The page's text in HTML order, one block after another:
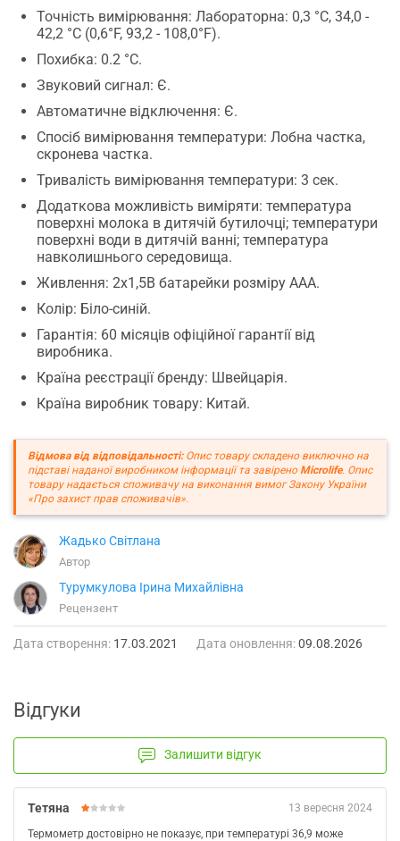
Точність вимірювання: Лабораторна: 0,3 °C, 34,0 -
42,2 °C (0,6°F, 93,2 - 108,0°F).
Похибка: 0.2 °C.
Звуковий сигнал: Є.
Автоматичне відключення: Є.
Спосіб вимірювання температури: Лобна частка,
скронева частка.
Тривалість вимірювання температури: 3 сек.
Додаткова можливість виміряти: температура
поверхні молока в дитячій бутилочці; температури
поверхні води в дитячій ванні; температура
навколишнього середовища.
Живлення: 2х1,5В батарейки розміру ААА.
Колір: Біло-синій.
Гарантія: 60 місяців офіційної гарантії від
виробника.
Країна реєстрації бренду: Швейцарія.
Країна виробник товару: Китай.
Відмова від відповідальності:Опис товару складено виключно на
підставі наданої виробником інформації та завірено Microlife. Опис
товару надається споживачу на виконання вимог Закону України
«Про захист прав споживачів».
Жадько Світлана
Автор
Турумкулова Ірина Михайлівна
Рецензент
Дата створення: 17.03.2021 Дата оновлення:09.08.2026
Відгуки
Залишити відгук
13 вересня 2024
Тетяна
Термометр достовірно не показує, при температурі 36,9 може